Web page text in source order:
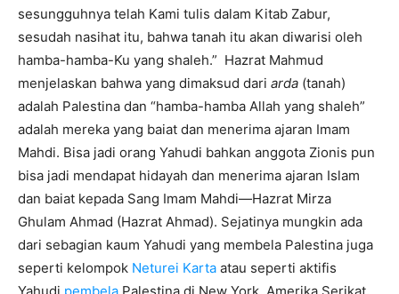
sesungguhnya telah Kami tulis dalam Kitab Zabur,
sesudah nasihat itu, bahwa tanah itu akan diwarisi oleh
hamba-hamba-Ku yang shaleh.” Hazrat Mahmud
menjelaskan bahwa yang dimaksud dari arda (tanah)
adalah Palestina dan “hamba-hamba Allah yang shaleh”
adalah mereka yang baiat dan menerima ajaran Imam
Mahdi. Bisa jadi orang Yahudi bahkan anggota Zionis pun
bisa jadi mendapat hidayah dan menerima ajaran Islam
dan baiat kepada Sang Imam Mahdi—Hazrat Mirza
Ghulam Ahmad (Hazrat Ahmad). Sejatinya mungkin ada
dari sebagian kaum Yahudi yang membela Palestina juga
seperti kelompok Neturei Karta atau seperti aktifis
Yahudi pembela Palestina di New York, Amerika Serikat.